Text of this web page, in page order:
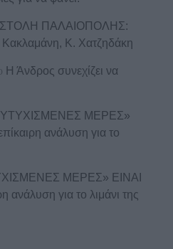
ΠΑΛΑΙΟΠΟΛΗΣ:
K. Χατζηδάκη
Η Άνδρος συνεχίζει να
ΜΕΡΕΣ»
ανάλυση για το
ΜΕΡΕΣ» ΕΙΝΑΙ
για το λιμάνι της